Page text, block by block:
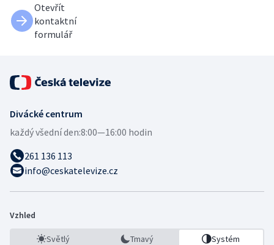
Otevřít
kontaktní
formulář
Divácké centrum
každý všední den:8:00—16:00 hodin
261 136 113
info@ceskatelevize.cz
Vzhled
Světlý Tmavý Systém